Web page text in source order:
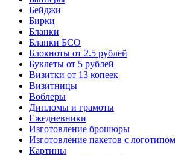
Бейджи
Бирки
Бланки
Бланки БСО
Блокноты от 2.5 рублей
Буклеты от 5 рублей
Визитки от 13 копеек
Визитницы
Воблеры
Дипломы и грамоты
Ежедневники
Изготовление брошюры
Изготовление пакетов с логотипом
Картины